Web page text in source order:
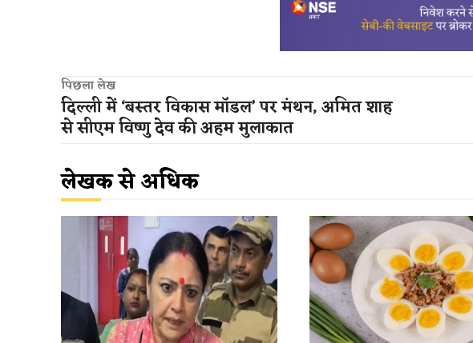
पिछला लेख
दिल्ली में ‘बस्तर विकास मॉडल’ पर मंथन, अमित शाह
से सीएम विष्णु देव की अहम मुलाकात
लेखक से अधिक